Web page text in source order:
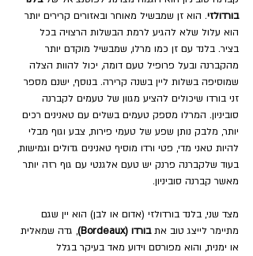
בורדולזי. הוא זן שמבשיל מאוחר ובאזורים קרירים יותר
הוא עלול שלא להגיע לרמת הבשלות הרצויה בכל
בציר. בלנד עם זן כמו מרלו, שמבשיל מוקדם יותר
מהקברנה ובעל פרופיל טעם דומה, יכול להוות הצלה
שמוסיפה בשלות ליין בשנה קרירה. בנוסף, ישנם מספר
זני בורדו שיכולים להציע מגוון של טעמים לקברנה
סוביניון. המרלו מספק טעמים בשלים עם טאנינים רכים
יותר, מלבק נותן שפע של טעמי פירות, צבע וגוף מבלי
להיות טאני מדי, פטי ורדו מוסיף טאנינים גדולים וגמישות,
בעוד שלקברנה פרנק יש טעם אלגנטי עם גוף רזה יותר
מאשר קברנה סוביניון.
מצד שני, בלנד בורדולזי (אדום או לבן) הוא יין שגם
מתיימר לייצג טוב את בורדו (Bordeaux)
, גדה שמאלית
או ימנית, והוא מפורסם וידוע מאד בעיקר בגלל